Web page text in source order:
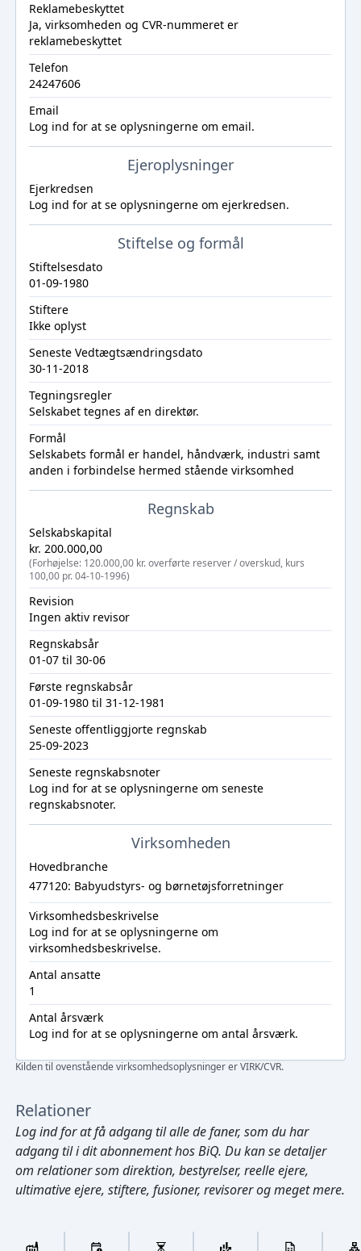
Cmd/Ctrl + K
Reklamebeskyttet
Ja, virksomheden og CVR-nummeret er
reklamebeskyttet
Telefon
24247606
Email
Log ind for at se oplysningerne om email.
Ejeroplysninger
Ejerkredsen
Log ind for at se oplysningerne om ejerkredsen.
Stiftelse og formål
Stiftelsesdato
01-09-1980
Stiftere
Ikke oplyst
Seneste Vedtægtsændringsdato
30-11-2018
Tegningsregler
Selskabet tegnes af en direktør.
Formål
Selskabets formål er handel, håndværk, industri samt
anden i forbindelse hermed stående virksomhed
Regnskab
Selskabskapital
kr. 200.000,00
(Forhøjelse: 120.000,00 kr. overførte reserver / overskud, kurs
100,00 pr. 04-10-1996)
Revision
Ingen aktiv revisor
Regnskabsår
01-07 til 30-06
Første regnskabsår
01-09-1980 til 31-12-1981
Seneste offentliggjorte regnskab
25-09-2023
Seneste regnskabsnoter
Log ind for at se oplysningerne om seneste
regnskabsnoter.
Virksomheden
Hovedbranche
477120: Babyudstyrs- og børnetøjsforretninger
Virksomhedsbeskrivelse
Log ind for at se oplysningerne om
virksomhedsbeskrivelse.
Antal ansatte
1
Antal årsværk
Log ind for at se oplysningerne om antal årsværk.
Kilden til ovenstående virksomhedsoplysninger er VIRK/CVR.
Relationer
Log indfor at få adgang til alle de faner, som du har
adgang til i dit abonnement hos BiQ. Du kan se detaljer
om relationer som direktion, bestyrelser, reelle ejere,
ultimative ejere, stiftere, fusioner, revisorer og meget mere.